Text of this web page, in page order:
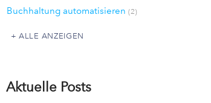
Buchhaltung automatisieren(2)
ALLE ANZEIGEN
Aktuelle Posts